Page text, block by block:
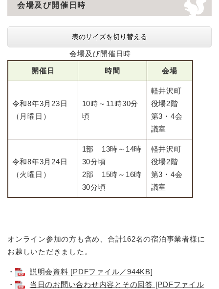
会場及び開催日時
表のサイズを切り替える
会場及び開催日時
開催日 時間 会場
令和8年3月23日
（月曜日）
10時～11時30分
頃
​軽井沢町
役場2階
第3・4会
議室
令和8年3月24日
（火曜日）
1部 13時～14時
30分頃
2部 15時～16時
30分頃
軽井沢町
役場2階
第3・4会
議室
オンライン参加の方も含め、合計162名の宿泊事業者様に
お越しいただきました。
・
説明会資料 [PDFファイル／944KB]
・
当日のお問い合わせ内容とその回答 [PDFファイル